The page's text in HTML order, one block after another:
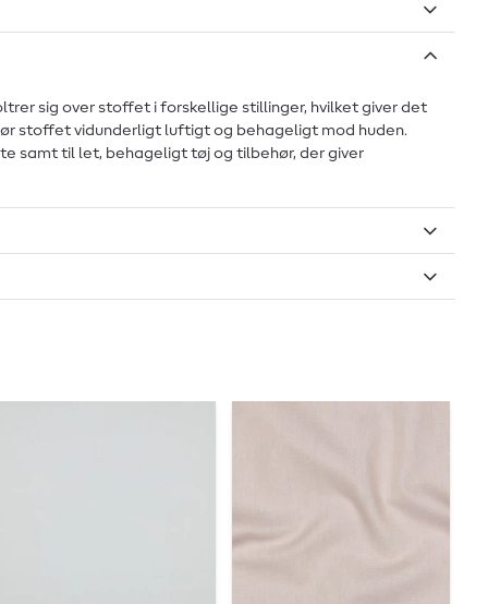
sig over stoffet i forskellige stillinger, hvilket giver det
stoffet vidunderligt luftigt og behageligt mod huden.
samt til let, behageligt tøj og tilbehør, der giver